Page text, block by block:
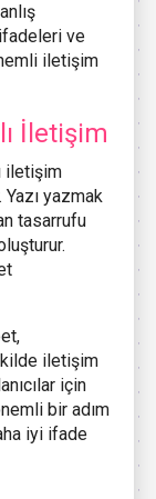
ifadeleri ve
iletişim
İletişim
iletişim
yazmak
tasarrufu
iletişim
için
bir adım
iyi ifade